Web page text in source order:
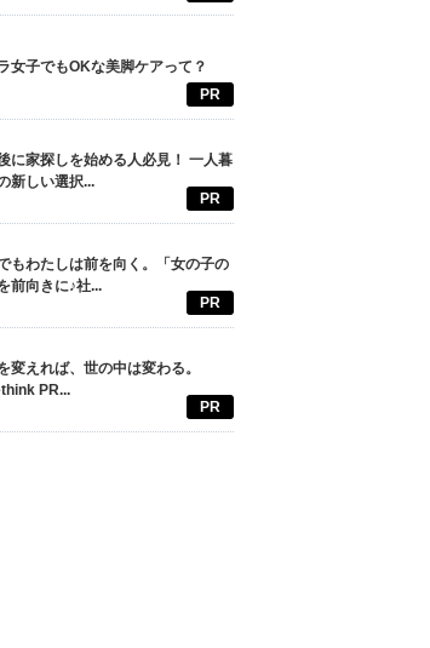
女子でもOKな美脚ケアって？
PR
に家探しを始める人必見！ 一人暮
新しい選択...
PR
もわたしは前を向く。「女の子の
前向きに♪社...
PR
変えれば、世の中は変わる。
PR...
PR